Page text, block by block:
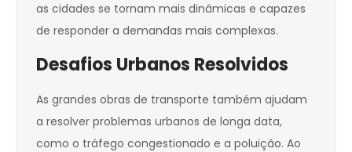
as cidades se tornam mais dinâmicas e capazes
de responder a demandas mais complexas.
Desafios Urbanos Resolvidos
As grandes obras de transporte também ajudam
a resolver problemas urbanos de longa data,
como o tráfego congestionado e a poluição. Ao